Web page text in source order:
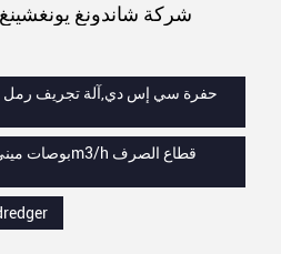
شركة شاندونغ يونغشينغ
حفرة سي إس دي,آلة تجريف رمل